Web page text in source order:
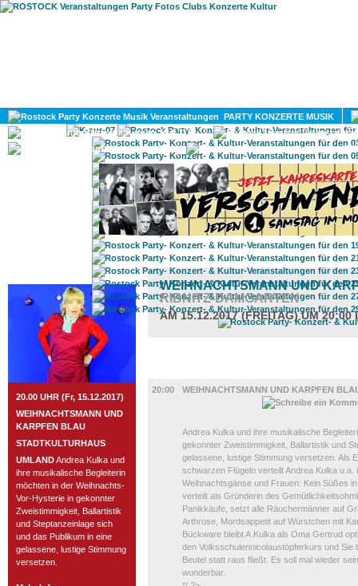
PARTY KONZERTE MUSIK
KULTUR
GAY
ROSTOCK TAGESTIPP
20.00 UHR (Fr, 15.12.2017)
WEIHNACHTSMANN UND
KARPFEN BLAU
STADTKULTURHAUS
UMLANDAndrea Kulka und
ihre musikalische Begleiterin
möchten in der Weihnachts-
Vor-Hysterie in gekonnter
Zweistimmigkeit, Ballartistik
und Steptanzeinlage sich
und das Publikum in eine
gelassene, lustige Stimmung
versetzen.
WEIHNACHTSMANN UND
RIBNITZ-DAMGARTEN
AM 15.12.2017 (FREITAG) UM 20:00
20:00
WEIHNACHTSMANN UND KARPFEN
Andrea Kulka und ihre musikalische
gekonnter Zweistimmigkeit, Ballartistik und
gelassene, lustige Stimmung versetzen. Als
schwarzen Flügeln verteilt Andrea Kulka
Weihnachtsgänse und Frauen: Kein Süßes
verteilt als Gründerin des
Panikkäufe, setzt alle Räuchermänner auf
Arthrose, Mordsappetit auf Würstchen mit
Bückware bleibt A.Kulka als Oma Gertrud
den Volksschulennicolaustöpferkurs und
Beutel statt raus fließt. Es soll mal wieder
wunderbar.